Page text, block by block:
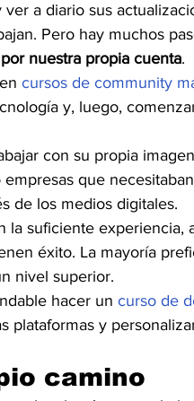
a diario sus
Pero hay muchos
nuestra propia cuenta.
cursos de community
y, luego,
con su propia
que necesitaban
de los medios digitales.
la suficiente experiencia,
éxito. La mayoría
nivel superior.
hacer un curso de
plataformas y
camino